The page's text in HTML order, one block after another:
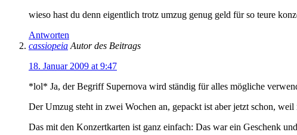
wieso hast du denn eigentlich trotz umzug genug geld für so teure
Antworten
cassiopeia Autor des Beitrags
18. Januar 2009 at 9:47
*lol* Ja, der Begriff Supernova wird ständig für alles mögliche
Der Umzug steht in zwei Wochen an, gepackt ist aber jetzt schon,
Das mit den Konzertkarten ist ganz einfach: Das war ein Geschenk